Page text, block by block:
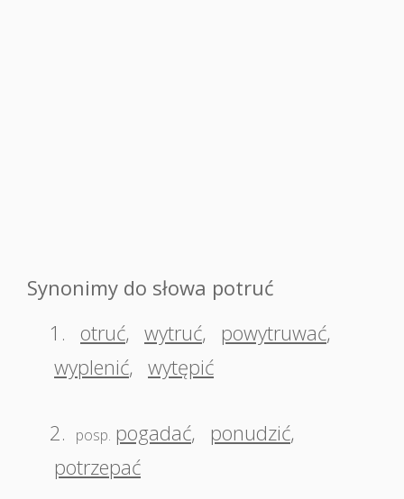
Synonimy do słowa potruć
1.
otruć, wytruć, powytruwać,
wyplenić, wytępić
2. posp. pogadać, ponudzić,
potrzepać